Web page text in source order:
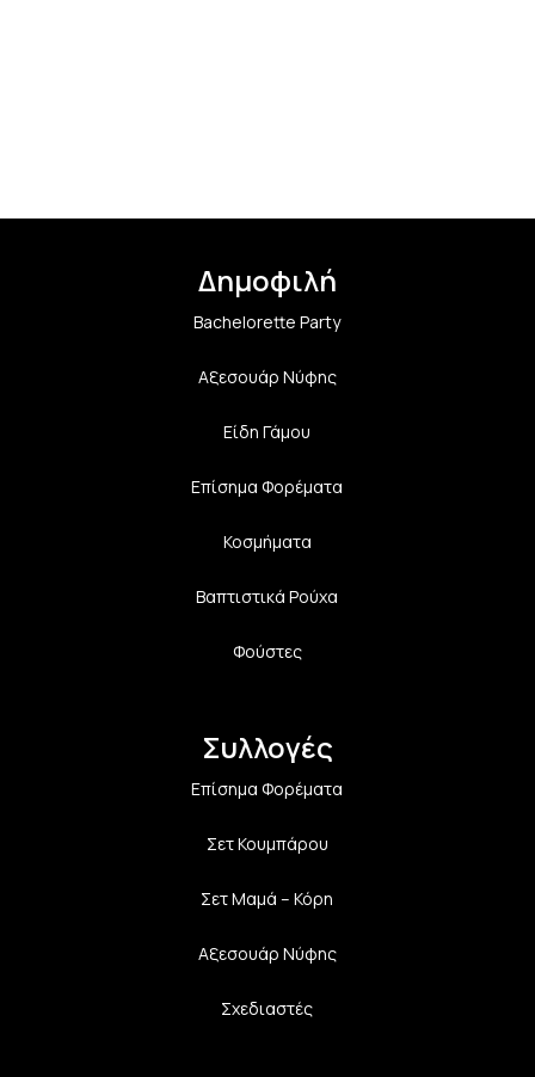
Δημοφιλή
Bachelorette Party
Αξεσουάρ Νύφης
Είδη Γάμου
Επίσημα Φορέματα
Κοσμήματα
Βαπτιστικά Ρούχα
Φούστες
Συλλογές
Επίσημα Φορέματα
Σετ Κουμπάρου
Σετ Μαμά – Κόρη
Αξεσουάρ Νύφης
Σχεδιαστές